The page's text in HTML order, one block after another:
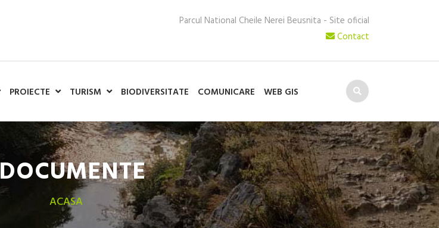
Parcul National Cheile Nerei Beusnita - Site oficial
Contact
PROIECTE TURISM BIODIVERSITATE COMUNICARE WEB GIS
DOCUMENTE
ACASA